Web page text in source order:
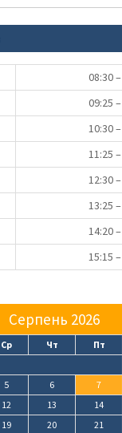
08:30
09:25
10:30
11:25
12:30
13:25
14:20
15:15
Серпень 2026
Ср Чт Пт
5 6 7
12 13 14
19 20 21